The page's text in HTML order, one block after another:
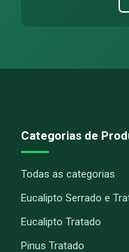
Categorias de
Todas as categorias
Eucalipto Serrado e
Eucalipto Tratado
Pinus Tratado